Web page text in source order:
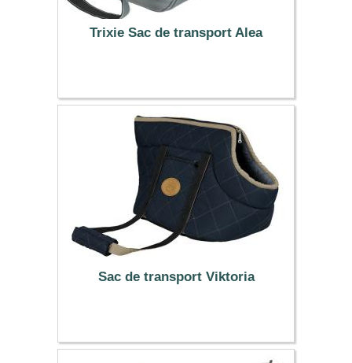
Trixie Sac de transport Alea
21.99 €
Sac de transport Viktoria
20.99 €